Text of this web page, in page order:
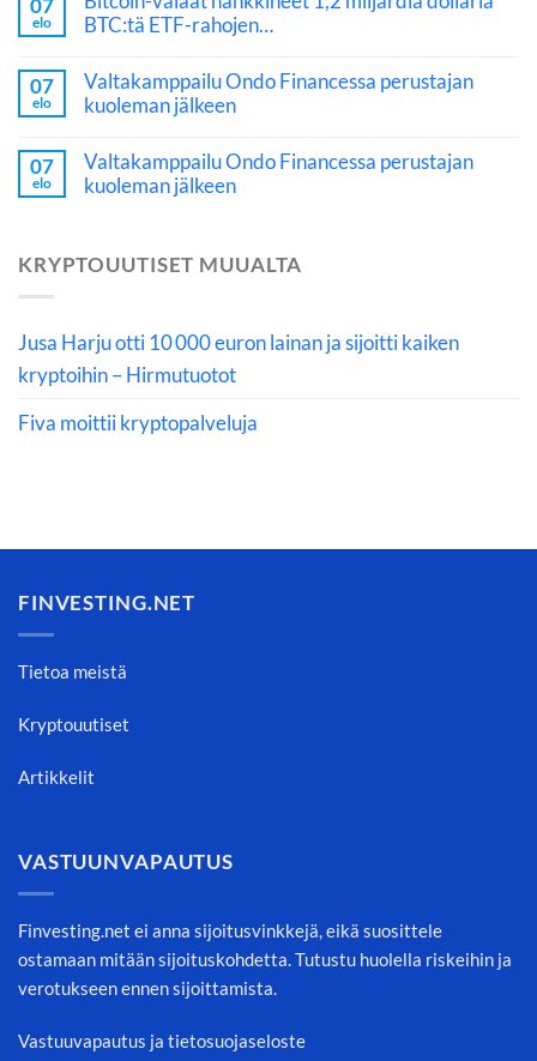
07
elo
BTC:tä ETF-rahojen…
07
elo
Valtakamppailu Ondo Financessa perustajan
kuoleman jälkeen
07
elo
Valtakamppailu Ondo Financessa perustajan
kuoleman jälkeen
KRYPTOUUTISET MUUALTA
Jusa Harju otti 10 000 euron lainan ja sijoitti kaiken
kryptoihin – Hirmutuotot
Fiva moittii kryptopalveluja
FINVESTING.NET
Tietoa meistä
Kryptouutiset
Artikkelit
VASTUUNVAPAUTUS
Finvesting.net ei anna sijoitusvinkkejä, eikä suosittele
ostamaan mitään sijoituskohdetta. Tutustu huolella riskeihin ja
verotukseen ennen sijoittamista.
Vastuuvapautus ja tietosuojaseloste